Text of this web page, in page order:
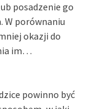
posadzenie go
W porównaniu
okazji do
im…
powinno być